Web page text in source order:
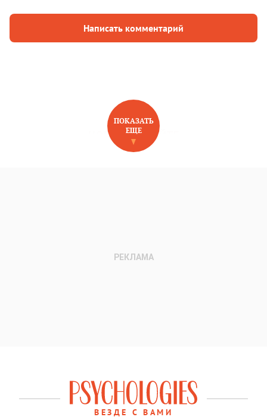
Написать комментарий
НОВОЕ НА САЙТЕ
ПОКАЗАТЬ
ЕЩЕ
ВЕЗДЕ С ВАМИ